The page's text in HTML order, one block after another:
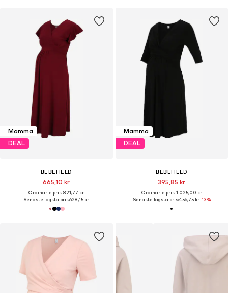
Mamma
DEAL
BEBEFIELD
665,10 kr
Ordinarie pris: 821,77 kr
Senaste lägsta pris:628,15 kr
Mamma
DEAL
BEBEFIELD
395,85 kr
Ordinarie pris: 1 025,00 kr
Senaste lägsta pris:456,75 kr-13%